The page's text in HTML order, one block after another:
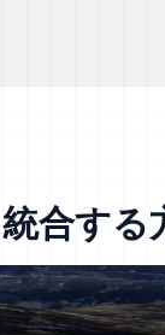
合する